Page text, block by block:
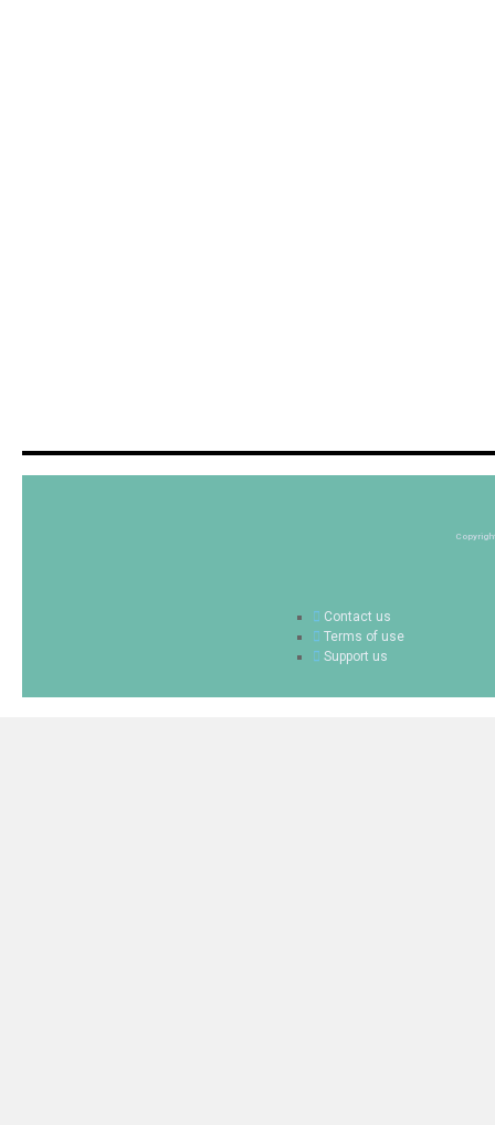
Contact us
Terms of use
Support us